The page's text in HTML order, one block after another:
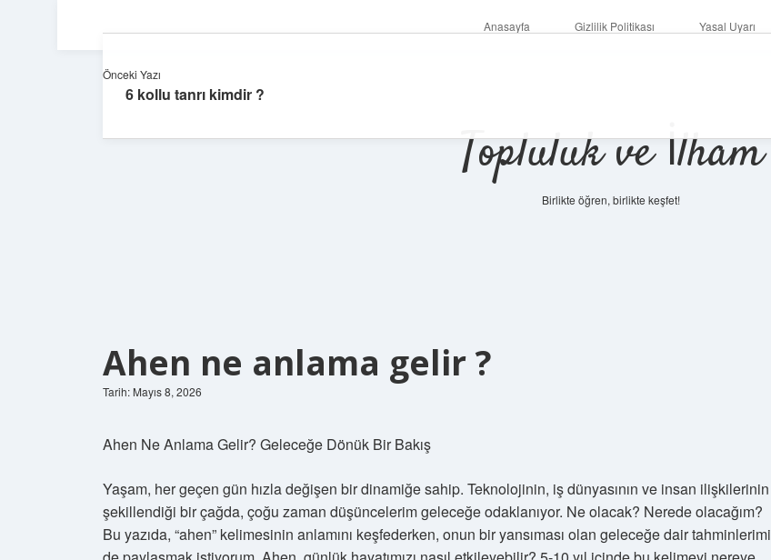
Anasayfa Gizlilik Politikası Yasal Uyarı
Topluluk ve İlham
Birlikte öğren, birlikte keşfet!
Ahen ne anlama gelir ?
Tarih: Mayıs 8, 2026
Ahen Ne Anlama Gelir? Geleceğe Dönük Bir Bakış
Yaşam, her geçen gün hızla değişen bir dinamiğe sahip. Teknolojinin, iş dünyasının ve insan ilişkilerinin
şekillendiği bir çağda, çoğu zaman düşüncelerim geleceğe odaklanıyor. Ne olacak? Nerede olacağım?
Bu yazıda, “ahen” kelimesinin anlamını keşfederken, onun bir yansıması olan geleceğe dair tahminlerimi
Önceki Yazı
6 kollu tanrı kimdir ?